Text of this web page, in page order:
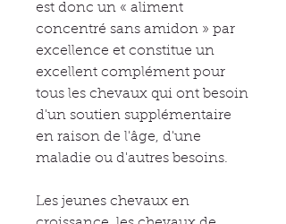
est donc un « aliment
concentré sans amidon » par
excellence et constitue un
excellent complément pour
tous les chevaux qui ont besoin
d'un soutien supplémentaire
en raison de l'âge, d'une
maladie ou d'autres besoins.
Les jeunes chevaux en